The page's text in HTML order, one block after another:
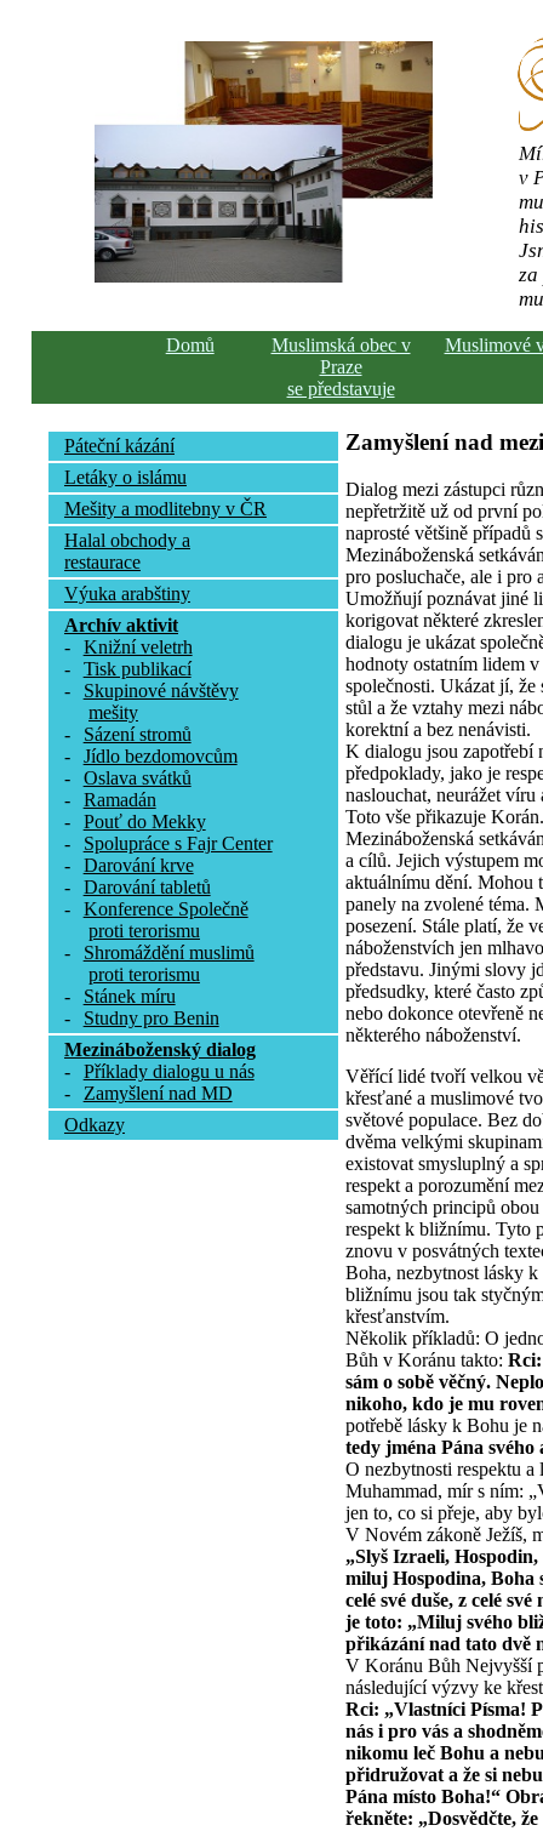
v
Domů
Muslimská obec v
Praze
se představuje
Muslimové
Páteční kázání
Letáky o islámu
Mešity a modlitebny v ČR
Halal obchody a
restaurace
Výuka arabštiny
Archív aktivit
-
Knižní veletrh
-
Tisk publikací
-
Skupinové návštěvy
mešity
-
Sázení stromů
-
Jídlo bezdomovcům
-
Oslava svátků
-
Ramadán
-
Pouť do Mekky
-
Spolupráce s Fajr Center
-
Darování krve
-
Darování tabletů
-
Konference Společně
proti terorismu
-
Shromáždění muslimů
proti terorismu
-
Stánek míru
-
Studny pro Benin
Mezináboženský dialog
-
Příklady dialogu u nás
-
Zamyšlení nad MD
Odkazy
Zamyšlení nad
Dialog mezi zástupci
nepřetržitě už od první
naprosté většině případů
Mezináboženská
pro posluchače, ale i pro
Umožňují poznávat jiné
korigovat některé
dialogu je ukázat
hodnoty ostatním lidem
společnosti. Ukázat jí, že
stůl a že vztahy mezi
korektní a bez nenávisti.
K dialogu jsou zapotřebí
předpoklady, jako je
naslouchat, neurážet
Toto vše přikazuje Korán.
Mezináboženská
a cílů. Jejich výstupem
aktuálnímu dění. Mohou
panely na zvolené téma.
posezení. Stále platí, že
náboženstvích jen
představu. Jinými slovy
předsudky, které často
nebo dokonce otevřeně
některého náboženství.
Věřící lidé tvoří velkou
křesťané a muslimové
světové populace. Bez
dvěma velkými
existovat smysluplný a
respekt a porozumění
samotných principů
respekt k bližnímu. Tyto
znovu v posvátných
Boha, nezbytnost lásky
bližnímu jsou tak
křesťanstvím.
Několik příkladů: O
Bůh v Koránu takto:
sám o sobě věčný.
nikoho, kdo je mu
potřebě lásky k Bohu je
tedy jména Pána
O nezbytnosti respektu
Muhammad, mír s ním:
jen to, co si přeje, aby
V Novém zákoně Ježíš,
„Slyš Izraeli,
miluj Hospodina, Boha
celé své duše, z celé
je toto: „Miluj svého
přikázání nad tato dvě
V Koránu Bůh Nejvyšší
následující výzvy ke
Rci: „Vlastníci Písma!
nás i pro vás a
nikomu leč Bohu a
přidružovat a že si
Pána místo Boha!“
řekněte: „Dosvědčte,